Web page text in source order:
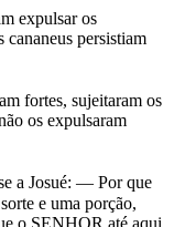
expulsar os
cananeus persistiam
fortes, sujeitaram os
os expulsaram
a Josué: — Por que
e uma porção,
o SENHOR até aqui